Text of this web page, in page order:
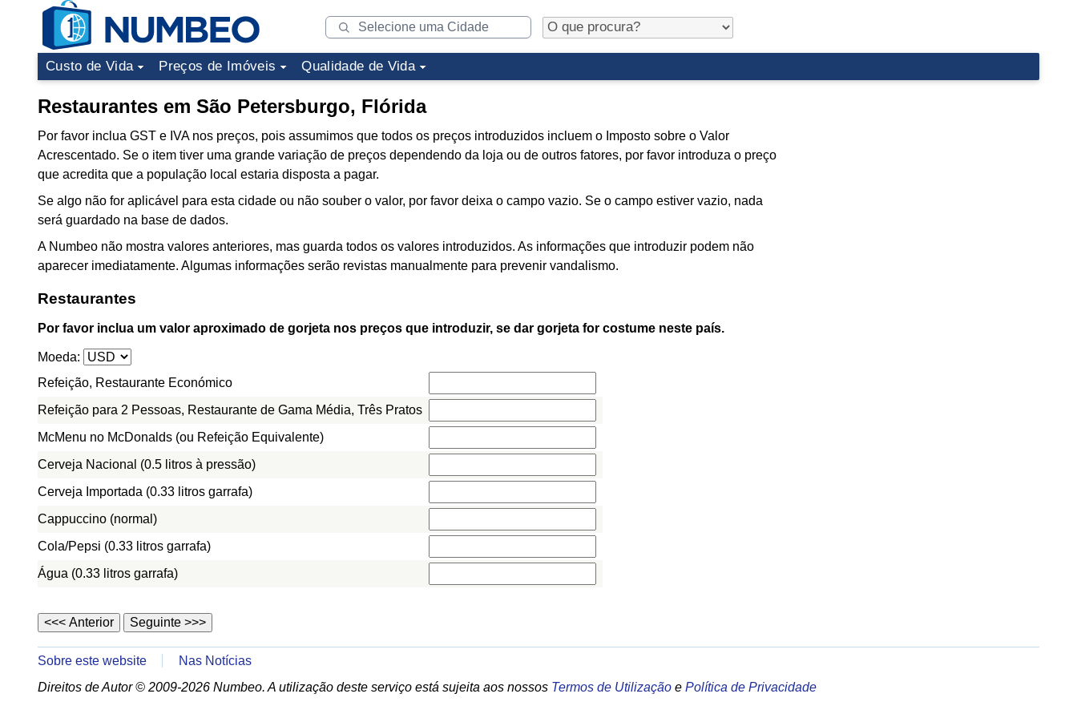
Custo de Vida Preços de Imóveis Qualidade de Vida
Restaurantes em São Petersburgo, Flórida
Por favor inclua GST e IVA nos preços, pois assumimos que todos os preços introduzidos incluem o Imposto sobre o Valor
Acrescentado. Se o item tiver uma grande variação de preços dependendo da loja ou de outros fatores, por favor introduza o preço
que acredita que a população local estaria disposta a pagar.
Se algo não for aplicável para esta cidade ou não souber o valor, por favor deixa o campo vazio. Se o campo estiver vazio, nada
será guardado na base de dados.
A Numbeo não mostra valores anteriores, mas guarda todos os valores introduzidos. As informações que introduzir podem não
aparecer imediatamente. Algumas informações serão revistas manualmente para prevenir vandalismo.
Restaurantes
Por favor inclua um valor aproximado de gorjeta nos preços que introduzir, se dar gorjeta for costume neste país.
Moeda:
Refeição, Restaurante Económico
Refeição para 2 Pessoas, Restaurante de Gama Média, Três Pratos
McMenu no McDonalds (ou Refeição Equivalente)
Cerveja Nacional (0.5 litros à pressão)
Cerveja Importada (0.33 litros garrafa)
Cappuccino (normal)
Cola/Pepsi (0.33 litros garrafa)
Água (0.33 litros garrafa)
Sobre este website
Nas Notícias
Direitos de Autor © 2009-2026 Numbeo. A utilização deste serviço está sujeita aos nossos Termos de Utilização e Política de Privacidade